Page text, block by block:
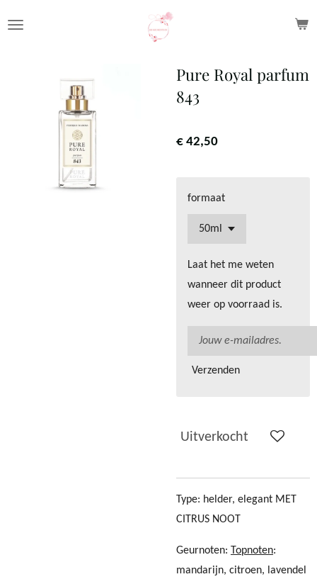
hoofdinhoud
Pure Royal parfum
843
€ 42,50
formaat
Laat het me weten
wanneer dit product
weer op voorraad is.
Verzenden
Uitverkocht
Type: helder, elegant MET
CITRUS NOOT
Geurnoten: Topnoten:
mandarijn, citroen, lavendel